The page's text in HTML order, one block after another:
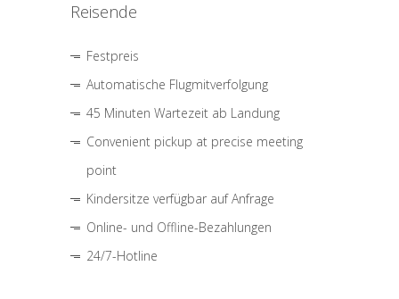
Reisende
Festpreis
Automatische Flugmitverfolgung
45 Minuten Wartezeit ab Landung
Convenient pickup at precise meeting
point
Kindersitze verfügbar auf Anfrage
Online- und Offline-Bezahlungen
24/7-Hotline